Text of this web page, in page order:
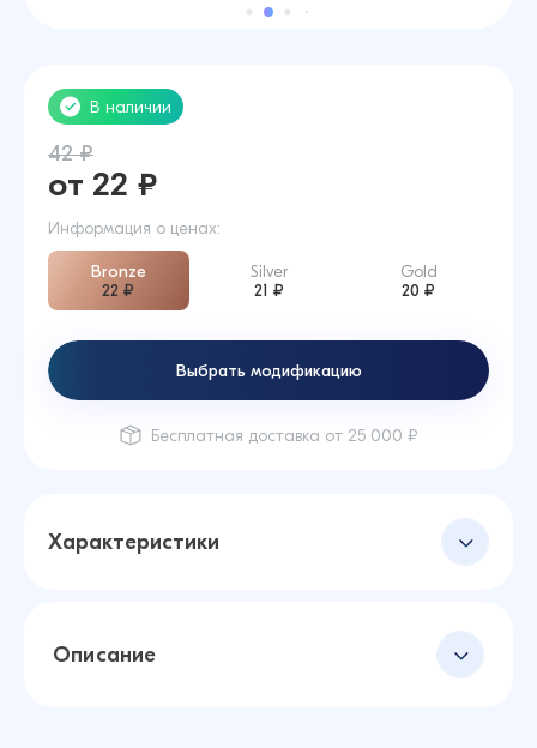
Характеристики
В наличии
42 ₽
от 22 ₽
Информация о ценах:
Bronze
22 ₽
Silver
21 ₽
Gold
20 ₽
Выбрать модификацию
Бесплатная доставка от 25 000 ₽
Описание